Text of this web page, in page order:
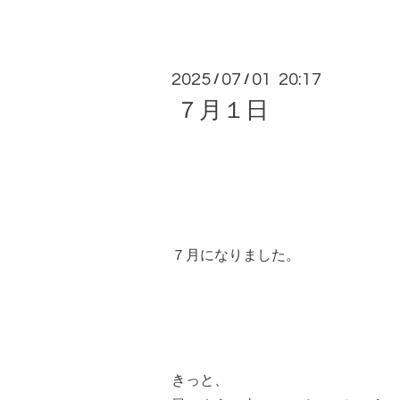
2025 / 07 / 01 20:17
７月１日
７月になりました。
きっと、